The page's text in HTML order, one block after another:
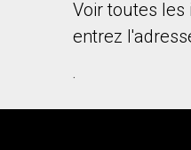
Voir toutes les
entrez
.